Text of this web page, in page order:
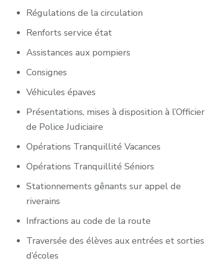
Régulations de la circulation
Renforts service état
Assistances aux pompiers
Consignes
Véhicules épaves
Présentations, mises à disposition à l’Officier
de Police Judiciaire
Opérations Tranquillité Vacances
Opérations Tranquillité Séniors
Stationnements gênants sur appel de
riverains
Infractions au code de la route
Traversée des élèves aux entrées et sorties
d’écoles